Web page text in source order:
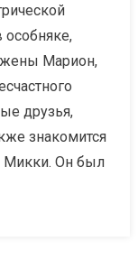
жены Марион,
друзья,
знакомится
Микки. Он был